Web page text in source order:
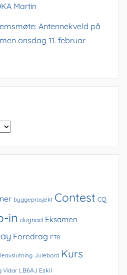
Martin
Antennekveld på
onsdag 11. februar
byggeprosjekt Contest CQ
in dugnad Eksamen
Foredrag FT8
Julebord Kurs
Vidar LB6AJ Eskil